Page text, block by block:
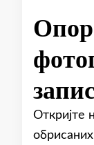
Откријте